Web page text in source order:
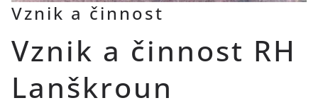
Vznik a činnost
Vznik a činnost RH
Lanškroun